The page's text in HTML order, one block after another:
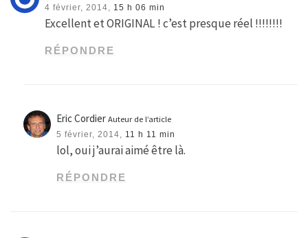
4 février, 2014, 15 h 06 min
Excellent et ORIGINAL ! c’est presque réel !!!!!!!!
RÉPONDRE
Eric Cordier Auteur de l’article
5 février, 2014, 11 h 11 min
lol, oui j’aurai aimé être là.
RÉPONDRE